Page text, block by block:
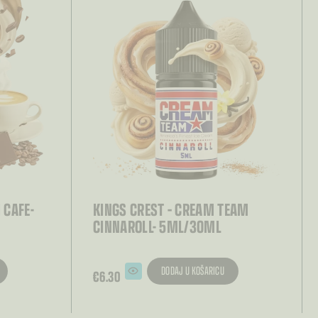
KINGS CREST – CREAM TEAM
CINNAROLL- 5ML/30ML
€6.30 DODAJ U KOŠARICU